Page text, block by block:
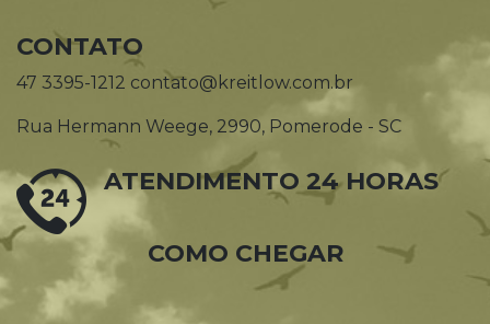
CONTATO
47 3395-1212 contato@kreitlow.com.br
Rua Hermann Weege, 2990, Pomerode - SC
ATENDIMENTO 24 HORAS
COMO CHEGAR